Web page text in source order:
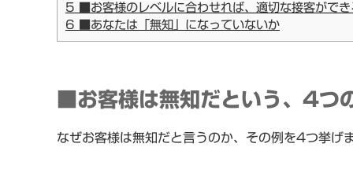
5 ■お客様のレベルに合わせれば、適切な接客ができ
6 ■あなたは「無知」になっていないか
■お客様は無知だという、4つ
なぜお客様は無知だと言うのか、その例を4つ挙げま